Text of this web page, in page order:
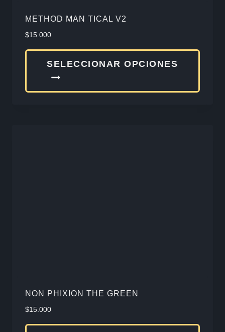
METHOD MAN TICAL V2
$15.000
SELECCIONAR OPCIONES
tiene
NON PHIXION THE GREEN
$15.000